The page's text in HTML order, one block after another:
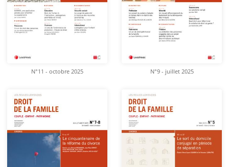
N°11 - octobre 2025 N°9 - juillet 2025